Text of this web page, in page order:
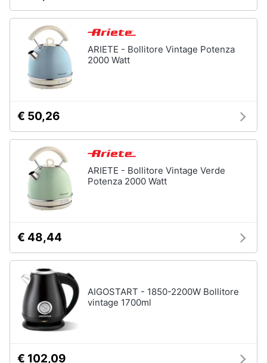
Piccoli
elettrodomestici
Termoventilatore
Termoconvettore
Condizionatori
Vedi
tutti
professionali
Abbattitore
Macchine
da
cucire
professionali
Friggitrice
professionale
Idropulitrice
ARIETE - Bollitore Vintage Potenza
2000 Watt
€ 50,26
ARIETE - Bollitore Vintage Verde
Potenza 2000 Watt
€ 48,44
AIGOSTART - 1850-2200W Bollitore
vintage 1700ml
€ 102,09